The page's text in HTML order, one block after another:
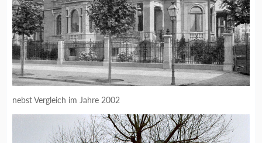
nebst Vergleich im Jahre 2002